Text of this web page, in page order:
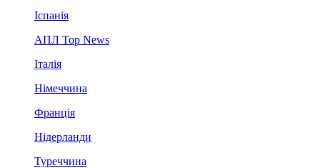
Іспанія
АПЛ Top News
Італія
Німеччина
Франція
Нідерланди
Туреччина